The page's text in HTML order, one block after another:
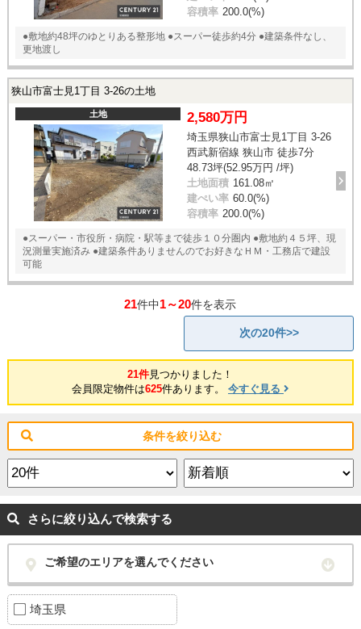
容積率 200.0(%)
●敷地約48坪のゆとりある整形地 ●スーパー徒歩約4分 ●建築条件なし、
更地渡し
狭山市富士見1丁目 3-26の土地
土地 2,580万円
埼玉県狭山市富士見1丁目 3-26
西武新宿線 狭山市 徒歩7分
48.73坪(52.95万円 /坪)
土地面積 161.08㎡
建ぺい率 60.0(%)
容積率 200.0(%)
●スーパー・市役所・病院・駅等まで徒歩１０分圏内 ●敷地約４５坪、現
況測量実施済み ●建築条件ありませんのでお好きなＨＭ・工務店で建設
可能
21件中1～20件を表示
次の20件>>
21件見つかりました！
会員限定物件は625件あります。 今すぐ見る
条件を絞り込む
さらに絞り込んで検索する
ご希望のエリアを選んでください
埼玉県